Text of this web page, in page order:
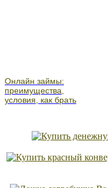
Онлайн займы:
преимущества,
условия, как брать